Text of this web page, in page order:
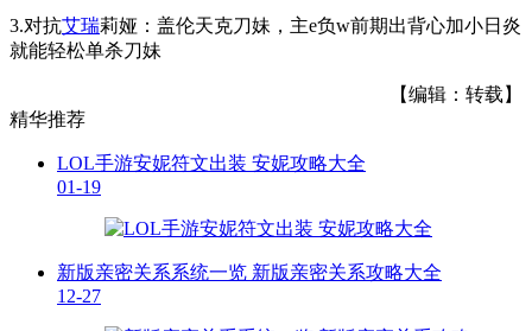
3.对抗艾瑞莉娅：盖伦天克刀妹，主e负w前期出背心加小日炎
就能轻松单杀刀妹
【编辑：转载】
精华推荐
LOL手游安妮符文出装 安妮攻略大全
01-19
新版亲密关系系统一览 新版亲密关系攻略大全
12-27